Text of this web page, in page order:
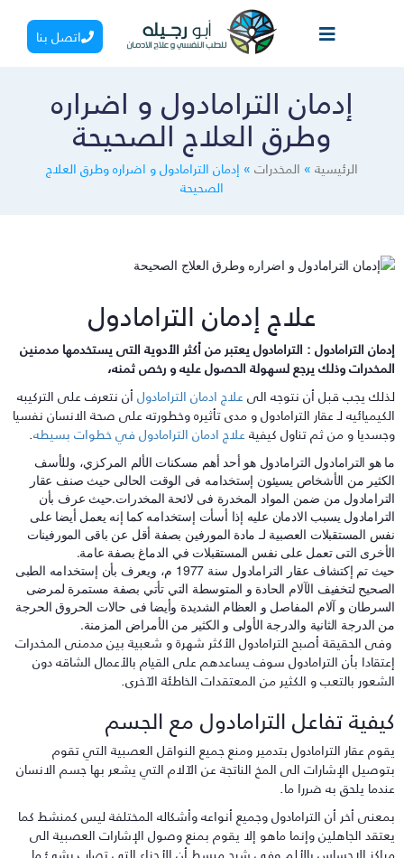
اتصل بنا
إدمان الترامادول و اضراره
وطرق العلاج الصحيحة
الرئيسية»المخدرات»إدمان الترامادول و اضراره وطرق العلاج
الصحيحة
علاج إدمان الترامادول
الترامادول : الترامادول يعتبر من أكثر الأدوية التى يستخدمها مدمنين
وذلك يرجع لسهولة الحصول عليه و رخص ثمنه،
يجب قبل أن نتوجه الىعلاج ادمان الترامادولأن نتعرف على التركيبه
لـ عقار الترامادول و مدى تأثيره وخطورته على صحة الانسان نفسيا
و من ثم تناول كيفيةعلاج ادمان الترامادول في خطوات بسيطه.
هو الترامادول الترامادول هو أحد أهم مسكنات الألم المركزي، وللأسف
من الأشخاص يسيئون إستخدامه فى الوقت الحالى حيث صنف عقار
من ضمن المواد المخدرة فى لائحة المخدرات.حيث عرف بأن
يسبب الادمان عليه إذا أسأت إستخدامه كما إنه يعمل أيضا على
المستقبلات العصبية لـ مادة المورفين بصفة أقل عن باقى المورفينات
التى تعمل على نفس المستقبلات في الدماغ بصفة عامة.
حيث تم إكتشاف عقار الترامادول سنة 1977 م، ويعرف بأن إستخدامه الطبى
لتخفيف الآلام الحادة و المتوسطة التي تأتي بصفة مستمرة لمرضى
و آلام المفاصل و العظام الشديدة وأيضا فى حالات الحروق الحرجة
الدرجة الثانية والدرجة الأولى و الكثير من الأمراض المزمنة.
الحقيقة أصبح الترامادول الأكثر شهرة و شعبية بين مدمنى المخدرات
بأن الترامادول سوف يساعدهم على القيام بالأعمال الشاقه دون
بالتعب و الكثير من المعتقدات الخاطئة الآخرى.
تفاعل الترامادول مع الجسم
عقار الترامادول بتدمير ومنع جميع النواقل العصبية التي تقوم
الإشارات الى المخ الناتجة عن الآلام التي يشعر بها جسم الانسان
يلحق به ضررا ما.
أخر أن الترامادول وجميع أنواعه وأشكاله المختلفة ليس كمنشط كما
الجاهلين وإنما ماهو إلا يقوم بمنع وصول الإشارات العصبية الى